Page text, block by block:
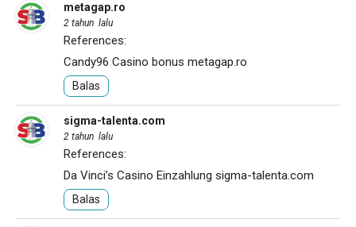
metagap.ro
2 tahun lalu
References:
Candy96 Casino bonus metagap.ro
Balas
sigma-talenta.com
2 tahun lalu
References:
Da Vinci’s Casino Einzahlung sigma-talenta.com
Balas